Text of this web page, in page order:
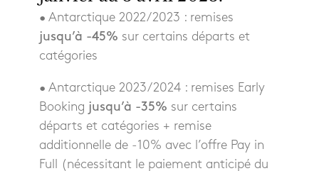
• Antarctique 2022/2023 : remises
jusqu’à -45% sur certains départs et
catégories
• Antarctique 2023/2024 : remises Early
Booking jusqu’à -35% sur certains
départs et catégories + remise
additionnelle de -10% avec l’offre Pay in
Full (nécessitant le paiement anticipé du